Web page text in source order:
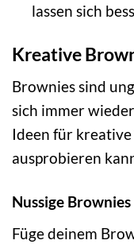
lassen sich
Kreative
Brownies sind
sich immer
Ideen für
ausprobieren
Nussige Brownies
Füge deinem